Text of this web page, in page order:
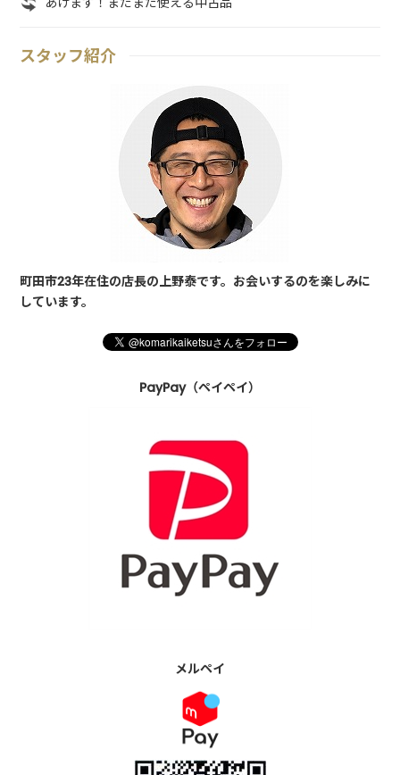
スタッフ紹介
町田市23年在住の店長の上野泰です。お会いするのを楽しみに
しています。
PayPay（ペイペイ）
メルペイ